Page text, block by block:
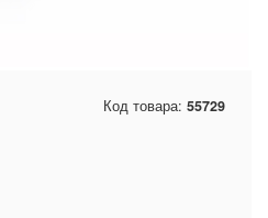
Код товара: 55729